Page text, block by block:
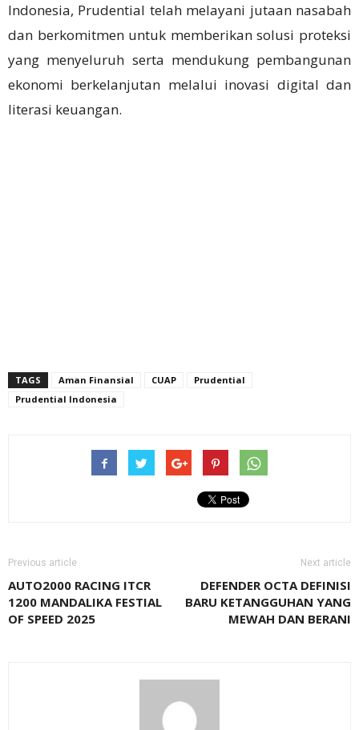
Indonesia, Prudential telah melayani jutaan nasabah
dan berkomitmen untuk memberikan solusi proteksi
yang menyeluruh serta mendukung pembangunan
ekonomi berkelanjutan melalui inovasi digital dan
literasi keuangan.
TAGS Aman Finansial CUAP
Prudential
Prudential Indonesia
Previous article
AUTO2000 RACING ITCR
1200 MANDALIKA FESTIAL
OF SPEED 2025
Next article
DEFENDER OCTA DEFINISI
BARU KETANGGUHAN YANG
MEWAH DAN BERANI